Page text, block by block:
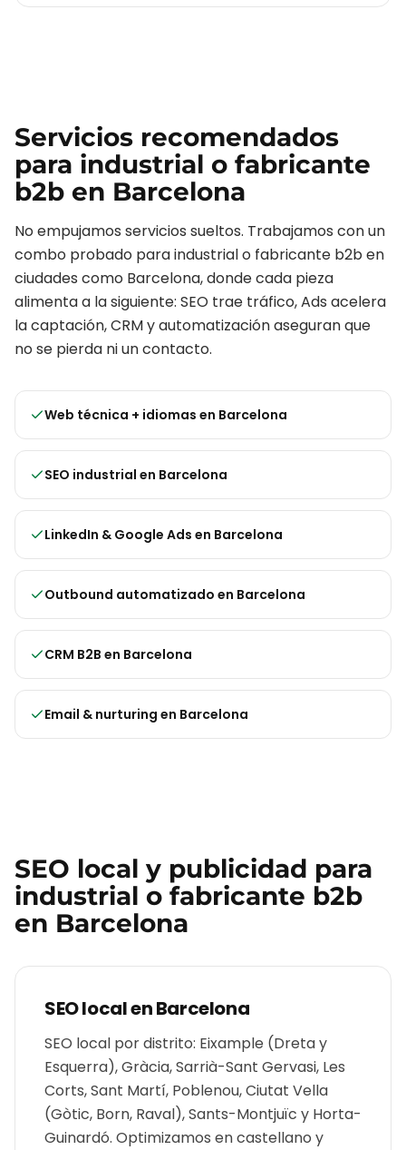
Servicios recomendados
para industrial o fabricante
b2b en Barcelona
No empujamos servicios sueltos. Trabajamos con un
combo probado paraindustrial o fabricante b2b en
ciudades como Barcelona, donde cada pieza
alimenta a la siguiente: SEO trae tráfico, Ads acelera
la captación, CRM y automatización aseguran que
no se pierda ni un contacto.
Web técnica + idiomas en Barcelona
SEO industrial en Barcelona
LinkedIn & Google Ads en Barcelona
Outbound automatizado en Barcelona
CRM B2B en Barcelona
Email & nurturing en Barcelona
SEO local y publicidad para
industrial o fabricante b2b
en Barcelona
SEO local enBarcelona
SEO local por distrito: Eixample (Dreta y
Esquerra), Gràcia, Sarrià-Sant Gervasi, Les
Corts, Sant Martí, Poblenou, Ciutat Vella
(Gòtic, Born, Raval), Sants-Montjuïc y Horta-
Guinardó. Optimizamos en castellano y